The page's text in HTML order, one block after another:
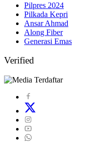
Pilpres 2024
Pilkada Kepri
Ansar Ahmad
Along Fiber
Generasi Emas
Verified